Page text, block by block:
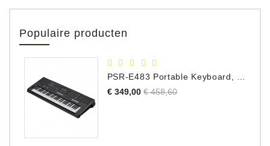
Populaire producten
€ 349,00 Normale
€ 458,60Prijs